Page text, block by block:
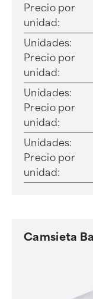
Precio por
unidad:
Unidades:
Precio por
unidad:
Unidades:
Precio por
unidad:
Unidades:
Precio por
unidad:
Camsieta